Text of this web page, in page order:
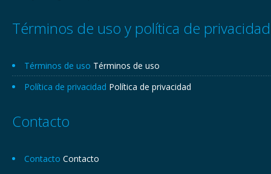
Términos de uso y política de privacidad
Términos de uso Términos de uso
Política de privacidad Política de privacidad
Contacto
Contacto Contacto